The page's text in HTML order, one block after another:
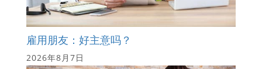
雇用朋友：好主意吗？
2026年8月7日